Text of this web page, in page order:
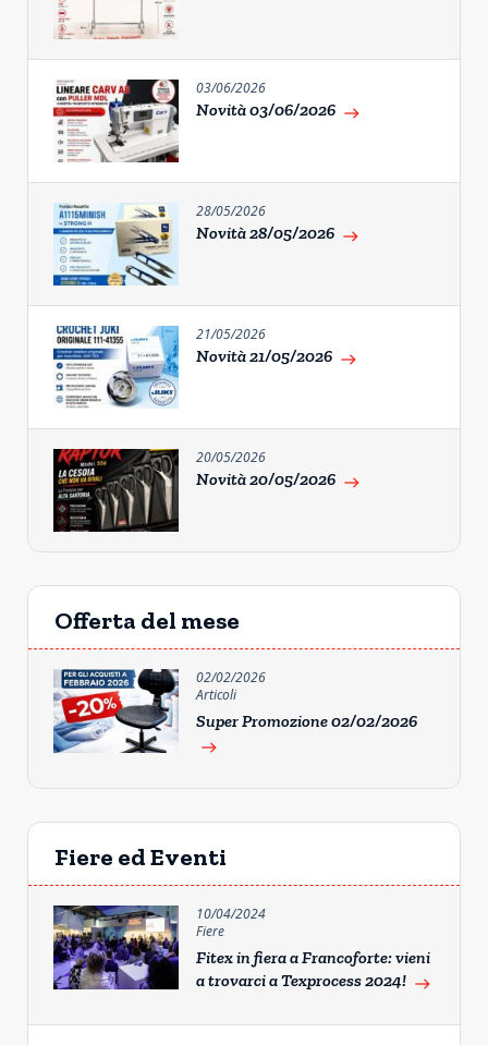
03/06/2026
Novità 03/06/2026 east
28/05/2026
Novità 28/05/2026 east
21/05/2026
Novità 21/05/2026 east
20/05/2026
Novità 20/05/2026 east
Offerta del mese
02/02/2026
Articoli
Super Promozione 02/02/2026
east
Fiere ed Eventi
10/04/2024
Fiere
Fitex in fiera a Francoforte: vieni
a trovarci a Texprocess 2024! east